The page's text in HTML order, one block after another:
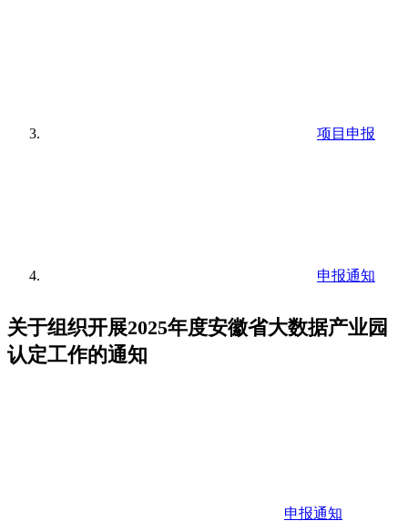
项目申报
申报通知
关于组织开展2025年度安徽省大数据产业园
认定工作的通知
申报通知